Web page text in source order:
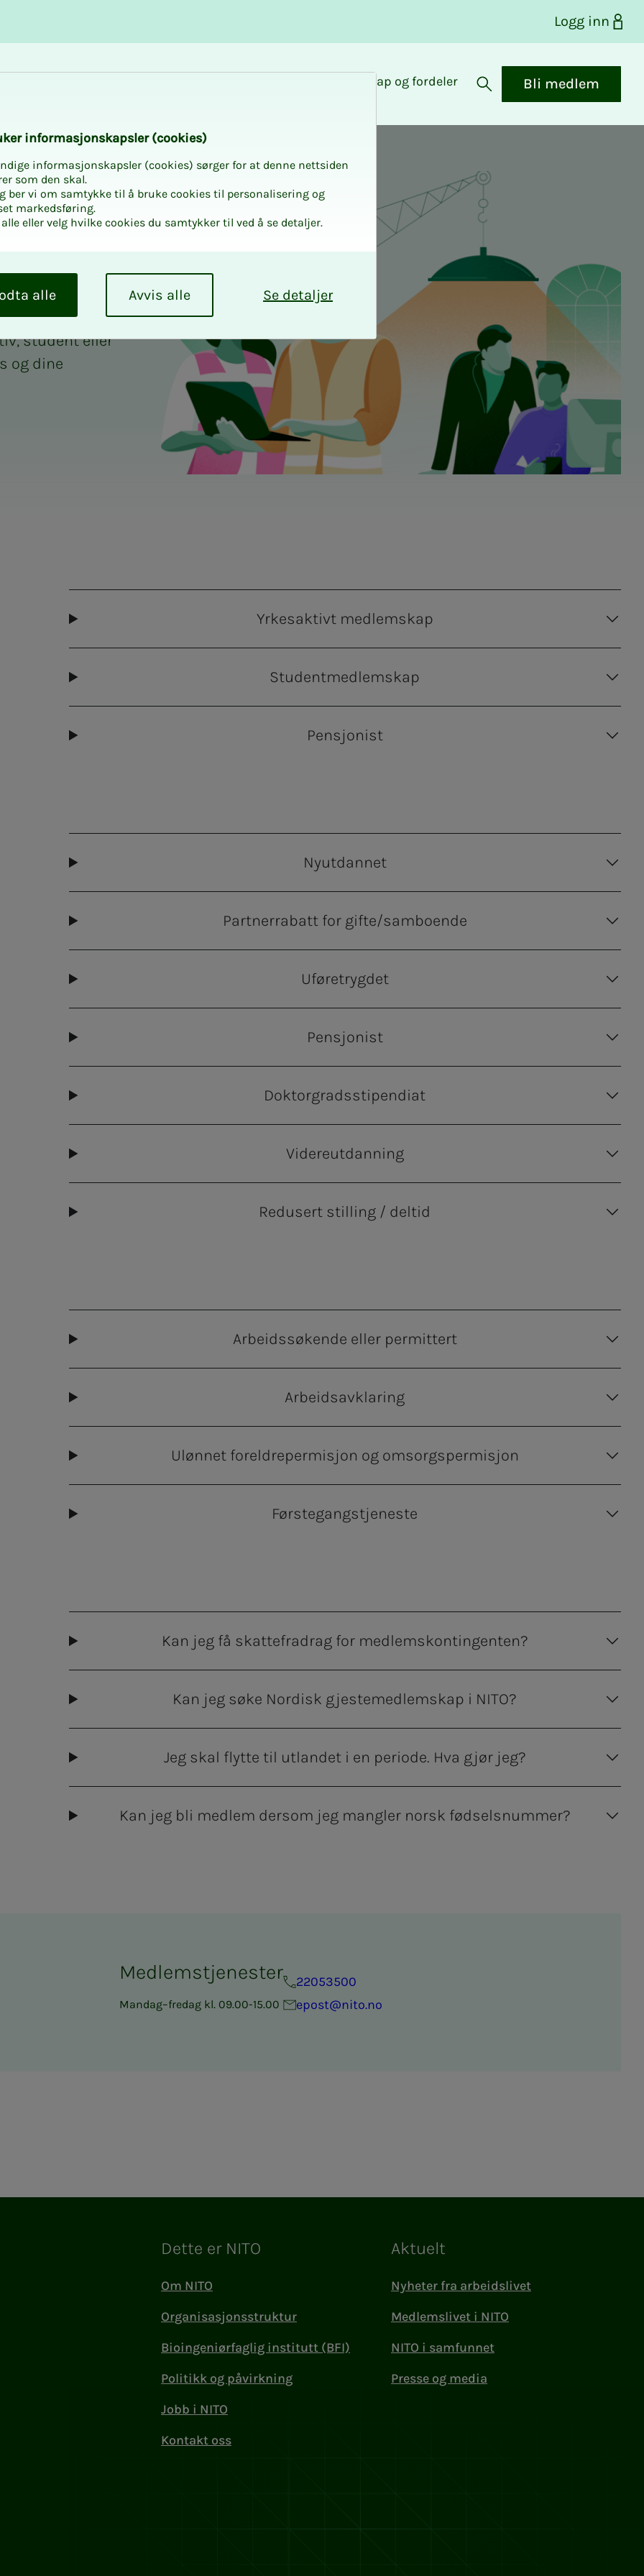
Logg inn
Medlemskap og fordeler
Åpne søk
Bli medlem
som
deg gjennom de
student eller
og dine
Yrkesaktivt medlemskap
Studentmedlemskap
Pensjonist
Nyutdannet
Partnerrabatt for gifte/samboende
Uføretrygdet
Pensjonist
Doktorgradsstipendiat
Videreutdanning
Redusert stilling / deltid
Arbeidssøkende eller permittert
Arbeidsavklaring
Ulønnet foreldrepermisjon og omsorgspermisjon
Førstegangstjeneste
Kan jeg få skattefradrag for medlemskontingenten?
Kan jeg søke Nordisk gjestemedlemskap i NITO?
Jeg skal flytte til utlandet i en periode. Hva gjør jeg?
Kan jeg bli medlem dersom jeg mangler norsk fødselsnummer?
Medlemstjenester
Mandag–fredag kl. 09.00-15.00
22053500
epost@nito.no
Dette er NITO
Om NITO
Organisasjonsstruktur
Bioingeniørfaglig institutt (BFI)
Politikk og påvirkning
Jobb i NITO
Kontakt oss
Aktuelt
Nyheter fra arbeidslivet
Medlemslivet i NITO
NITO i samfunnet
Presse og media
in­­­for­­­ma­­­sjons­­­kaps­­­­­ler (cookies)
informasjonskapsler (cookies) sørger for at denne nettsiden
som den skal.
ber vi om samtykke til å bruke cookies til personalisering og
markedsføring.
eller velg hvilke cookies du samtykker til ved å se detaljer.
Se detaljer
Avvis alle
alle